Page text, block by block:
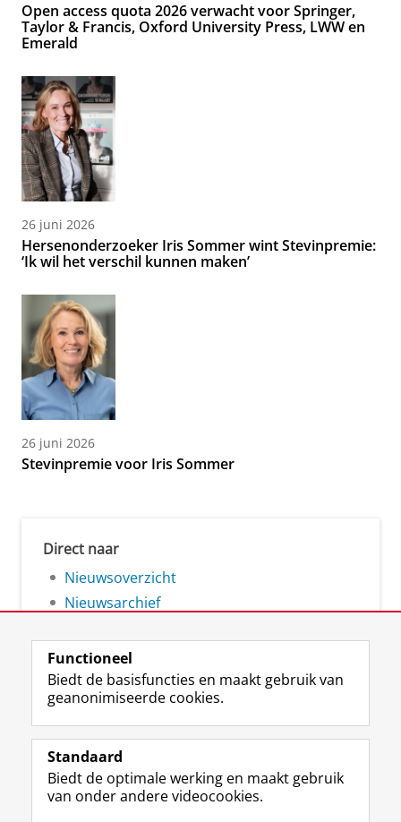
Open access quota 2026 verwacht voor Springer,
Taylor & Francis, Oxford University Press, LWW en
Emerald
26 juni 2026
Hersenonderzoeker Iris Sommer wint Stevinpremie:
‘Ik wil het verschil kunnen maken’
26 juni 2026
Stevinpremie voor Iris Sommer
Direct naar
Nieuwsoverzicht
Nieuwsarchief
Volg de RUG
F
a
e
b
L
i
k
e
R
S
-
f
I
n
t
Y
o
T
Studiekiezers
Functioneel
Biedt de basisfuncties en maakt gebruik van
geanonimiseerde cookies.
Standaard
Biedt de optimale werking en maakt gebruik
van onder andere videocookies.